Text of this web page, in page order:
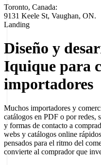
Toronto, Canada:
9131 Keele St, Vaughan, ON.
Landing
Diseño y
Iquique para
importadores
Muchos importadores y
catálogos en PDF o por redes,
y formas de contacto a
webs y catálogos online
pensados para el ritmo del
convierte al comprador que